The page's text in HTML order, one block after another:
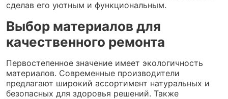
сделав его уютным и функциональным.
Выбор материалов для
качественного ремонта
Первостепенное значение имеет экологичность
материалов. Современные производители
предлагают широкий ассортимент натуральных и
безопасных для здоровья решений. Также